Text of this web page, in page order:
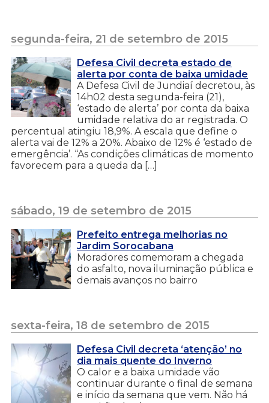
segunda-feira, 21 de setembro de 2015
Defesa Civil decreta estado de
alerta por conta de baixa umidade
A Defesa Civil de Jundiaí decretou, às
14h02 desta segunda-feira (21),
‘estado de alerta’ por conta da baixa
umidade relativa do ar registrada. O
percentual atingiu 18,9%. A escala que define o
alerta vai de 12% a 20%. Abaixo de 12% é ‘estado de
emergência’. “As condições climáticas de momento
favorecem para a queda da […]
sábado, 19 de setembro de 2015
Prefeito entrega melhorias no
Jardim Sorocabana
Moradores comemoram a chegada
do asfalto, nova iluminação pública e
demais avanços no bairro
sexta-feira, 18 de setembro de 2015
Defesa Civil decreta ‘atenção’ no
dia mais quente do Inverno
O calor e a baixa umidade vão
continuar durante o final de semana
e início da semana que vem. Não há